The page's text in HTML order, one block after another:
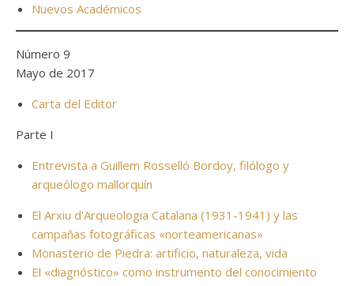
Nuevos Académicos
Número 9
Mayo de 2017
Carta del Editor
Parte I
Entrevista a Guillem Rosselló Bordoy, filólogo y
arqueólogo mallorquín
El Arxiu d’Arqueologia Catalana (1931-1941) y las
campañas fotográficas «norteamericanas»
Monasterio de Piedra: artificio, naturaleza, vida
El «diagnóstico» como instrumento del conocimiento